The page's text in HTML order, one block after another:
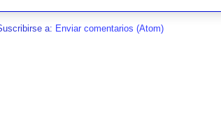
a: Enviar comentarios (Atom)